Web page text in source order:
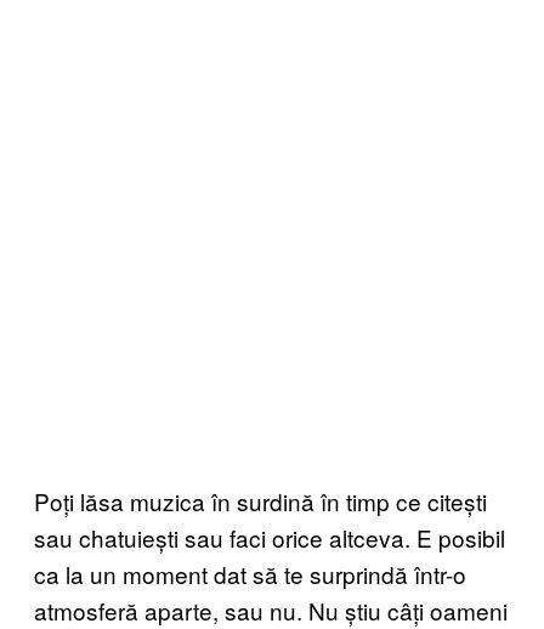
Poți lăsa muzica în surdină în timp ce citești
sau chatuiești sau faci orice altceva. E posibil
ca la un moment dat să te surprindă într-o
atmosferă aparte, sau nu. Nu știu câți oameni